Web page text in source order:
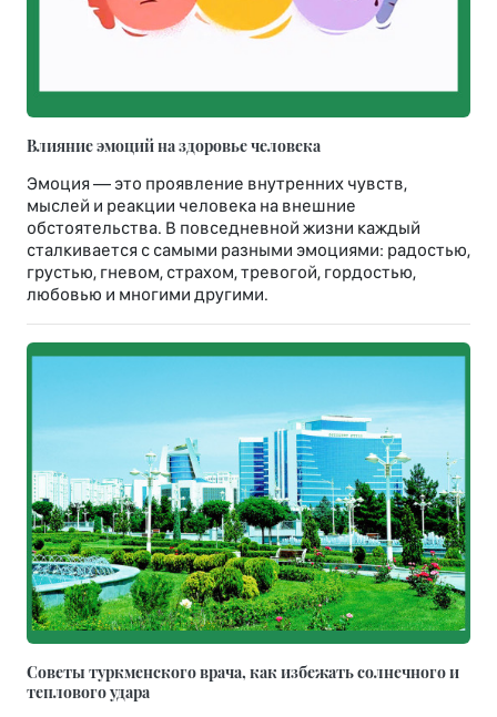
Влияние эмоций на здоровье человека
Эмоция — это проявление внутренних чувств,
мыслей и реакции человека на внешние
обстоятельства. В повседневной жизни каждый
сталкивается с самыми разными эмоциями: радостью,
грустью, гневом, страхом, тревогой, гордостью,
любовью и многими другими.
Советы туркменского врача, как избежать солнечного и
теплового удара